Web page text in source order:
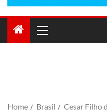
Home Brasil Cesar Filho